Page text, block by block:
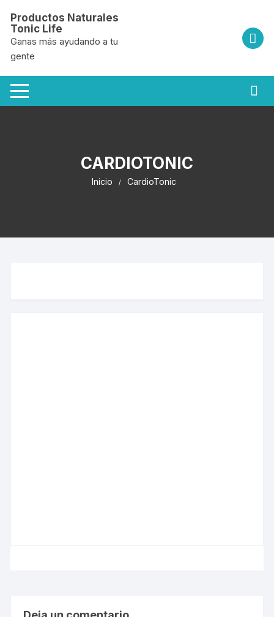
contenido
Productos Naturales
Tonic Life
Ganas más ayudando a tu
gente
CARDIOTONIC
Inicio CardioTonic